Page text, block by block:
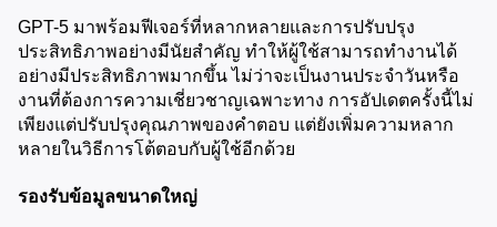
GPT-5 มาพร้อมฟีเจอร์ที่หลากหลายและการปรับปรุง
ประสิทธิภาพอย่างมีนัยสำคัญ ทำให้ผู้ใช้สามารถทำงานได้
อย่างมีประสิทธิภาพมากขึ้น ไม่ว่าจะเป็นงานประจำวันหรือ
งานที่ต้องการความเชี่ยวชาญเฉพาะทาง การอัปเดตครั้งนี้ไม่
เพียงแต่ปรับปรุงคุณภาพของคำตอบ แต่ยังเพิ่มความหลาก
หลายในวิธีการโต้ตอบกับผู้ใช้อีกด้วย
รองรับข้อมูลขนาดใหญ่